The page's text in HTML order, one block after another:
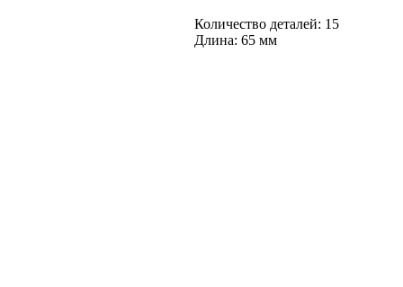
Количество деталей: 15
Длина: 65 мм